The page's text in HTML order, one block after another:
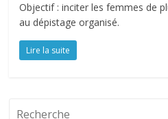
Objectif : inciter les femmes de
au dépistage organisé.
Lire la suite